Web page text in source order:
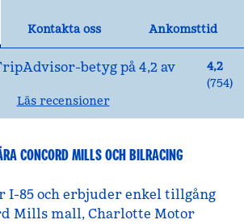
Kontakta oss
Ankomsttid
4,2
(754)
Läs recensioner
CONCORD MILLS OCH BILRACING
I-85 och erbjuder enkel tillgång
Mills mall, Charlotte Motor